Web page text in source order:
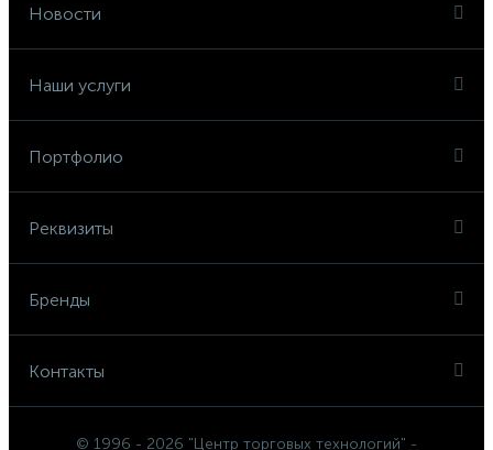
Новости
Наши услуги
Портфолио
Реквизиты
Бренды
Контакты
© 1996 - 2026 "Центр торговых технологий" -